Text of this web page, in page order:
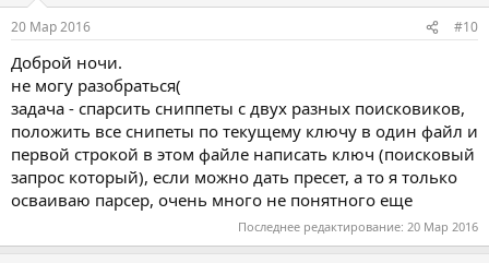
20 Мар 2016 #10
Доброй ночи.
не могу разобраться(
задача - спарсить сниппеты с двух разных поисковиков,
положить все снипеты по текущему ключу в один файл и
первой строкой в этом файле написать ключ (поисковый
запрос который), если можно дать пресет, а то я только
осваиваю парсер, очень много не понятного еще
Последнее редактирование: 20 Мар 2016